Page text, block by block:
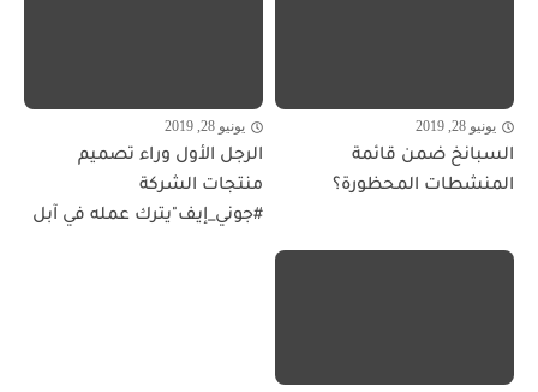
يونيو 28, 2019
السبانخ ضمن قائمة
المنشطات المحظورة؟
يونيو 28, 2019
الرجل الأول وراء تصميم
منتجات الشركة
#جوني_إيف"يترك عمله في آبل